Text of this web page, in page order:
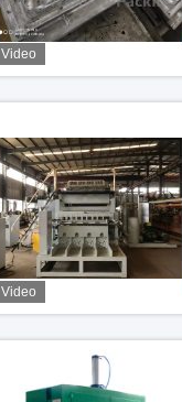
Video
Video